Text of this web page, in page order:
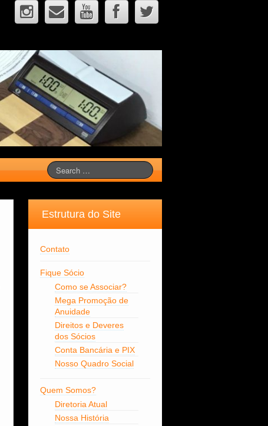
Estrutura do Site
Contato
Fique Sócio
Como se Associar?
Mega Promoção de
Anuidade
Direitos e Deveres
dos Sócios
Conta Bancária e PIX
Nosso Quadro Social
Quem Somos?
Diretoria Atual
Nossa História